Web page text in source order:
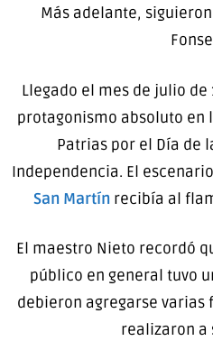
Más adelante,
Llegado el mes de julio de
protagonismo absoluto en
Patrias por el Día de
Independencia. El
San Martínrecibía al
El maestro Nieto recordó
público en general tuvo
debieron agregarse varias
realizaron a